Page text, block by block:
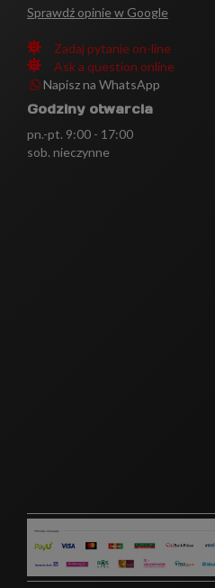
Sprawdź opinie w Google
Zadaj pytanie on-line
Ask a question online
Napisz na WhatsApp
Godziny otwarcia
pn.-pt. 9:00 - 17:00
sob. nieczynne